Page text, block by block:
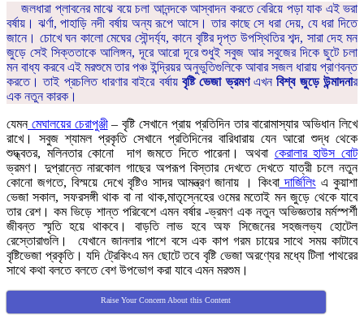
জলধারা প্লাবনের মাঝে বয়ে চলা আনন্দকে আস্বাদন করতে বেরিয়ে পড়া যাক এই ভরা
বর্ষায়। ঝর্ণা, পাহাড়ি নদী বর্ষায় অন্য রূপে আসে। তার কাছে সে ধরা দেয়, যে ধরা দিতে
জানে। চোখে ঘন কালো মেঘের সৌন্দর্য্য, কানে বৃষ্টির দৃপ্ত উপস্থিতির শব্দ, সারা দেহ মন
জুড়ে সেই সিক্ততাকে আলিঙ্গন, দূরে আরো দূরে শুধুই সবুজ আর সবুজের দিকে ছুটে চলা
মন বাধ্য করবে এই মরশুমে তার পঞ্চ ইন্দ্রিয়র অনুভুতিগুলিকে আবার সজল ধারায় প্রাণবন্ত
করতে। তাই প্রচলিত ধারণার বাইরে বর্ষায় বৃষ্টি ভেজা ভ্রমণএখনবিশ্ব জুড়ে উন্মাদনার
এক নতুন কারক।
যেমনমেঘালয়ের চেরাপুঞ্জী– বৃষ্টি সেখানে প্রায় প্রতিদিন তার বারোমাস্যার অভিধান লিখে
রাখে। সবুজ শ্যামল প্রকৃতি সেখানে প্রতিদিনের বারিধারায় যেন আরো শুদ্ধ থেকে
শুদ্ধ্বতর, মলিনতার কোনো দাগ জমতে দিতে পারেনা। অথবা কেরালার হাউস বোট
ভ্রমণ। দুপ্রান্তে নারকোল গাছের অপরূপ বিস্তার দেখতে দেখতে যাত্রী চলে নতুন
কোনো জগতে, বিস্ময়ে দেখে বৃষ্টিও সাদর আমন্ত্রণ জানায় । কিংবাদার্জিলিংএ কুয়াশা
ভেজা সকাল, সফরসঙ্গী থাক বা না থাক,মাতৃস্নেহের ওমের মতোই মন জুড়ে থেকে যাবে
তার রেশ। কম ভিড়ে শান্ত পরিবেশে এমন বর্ষার -ভ্রমণ এক নতুন অভিজ্ঞতার মর্মস্পর্শী
জীবন্ত স্মৃতি হয়ে থাকবে। বাড়তি লাভ হবে অফ সিজেনের সহজলভ্য হোটেল
রেস্তোরাগুলি। যেখানে জানলার পাশে বসে এক কাপ গরম চায়ের সাথে সময় কাটাবে
বৃষ্টিভেজা প্রকৃতি। যদি ট্রেকিংএ মন ছোটে তবে বৃষ্টি ভেজা অরণ্যের মধ্যে টিলা পাথরের
সাথে কথা বলতে বলতে বেশ উপভোগ করা যাবে এমন মরশুম।
Raise Your Concern About this Content